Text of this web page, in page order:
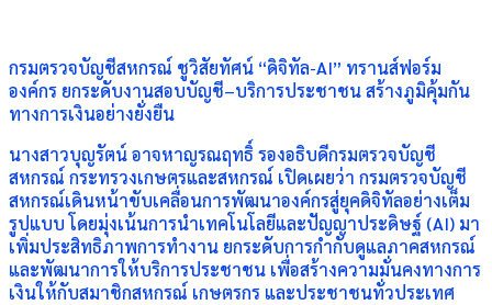
กรมตรวจบัญชีสหกรณ์ ชูวิสัยทัศน์ “ดิจิทัล-AI” ทรานส์ฟอร์ม
องค์กร ยกระดับงานสอบบัญชี–บริการประชาชน สร้างภูมิคุ้มกัน
ทางการเงินอย่างยั่งยืน
นางสาวบุญรัตน์ อาจหาญรณฤทธิ์ รองอธิบดีกรมตรวจบัญชี
สหกรณ์ กระทรวงเกษตรและสหกรณ์ เปิดเผยว่า กรมตรวจบัญชี
สหกรณ์เดินหน้าขับเคลื่อนการพัฒนาองค์กรสู่ยุคดิจิทัลอย่างเต็ม
รูปแบบ โดยมุ่งเน้นการนำเทคโนโลยีและปัญญาประดิษฐ์ (AI) มา
เพิ่มประสิทธิภาพการทำงาน ยกระดับการกำกับดูแลภาคสหกรณ์
และพัฒนาการให้บริการประชาชน เพื่อสร้างความมั่นคงทางการ
เงินให้กับสมาชิกสหกรณ์ เกษตรกร และประชาชนทั่วประเทศ